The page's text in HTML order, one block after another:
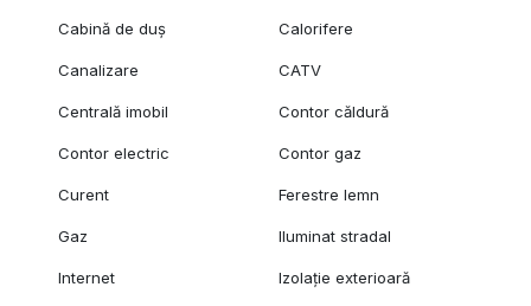
Cabină de duș Calorifere
Canalizare CATV
Centrală imobil Contor căldură
Contor electric Contor gaz
Curent Ferestre lemn
Gaz Iluminat stradal
Internet Izolație exterioară